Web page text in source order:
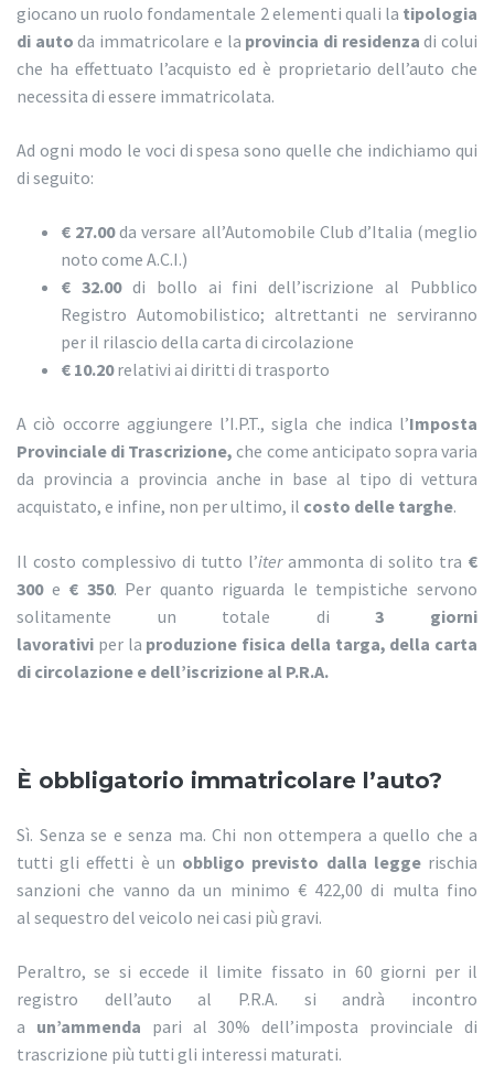
giocano un ruolo fondamentale 2 elementi quali la tipologia
di auto da immatricolare e la provincia di residenzadi colui
che ha effettuato l’acquisto ed è proprietario dell’auto che
necessita di essere immatricolata.
Ad ogni modo le voci di spesa sono quelle che indichiamo qui
di seguito:
€ 27.00da versare all’Automobile Club d’Italia (meglio
noto come A.C.I.)
€ 32.00di bollo ai fini dell’iscrizione al Pubblico
Registro Automobilistico; altrettanti ne serviranno
per il rilascio della carta di circolazione
€ 10.20relativi ai diritti di trasporto
A ciò occorre aggiungere l’I.P.T., sigla che indica l’Imposta
Provinciale di Trascrizione,che come anticipato sopra varia
da provincia a provincia anche in base al tipo di vettura
acquistato, e infine, non per ultimo, il costo delle targhe.
Il costo complessivo di tutto l’iterammonta di solito tra €
300e € 350. Per quanto riguarda le tempistiche servono
solitamente un totale di 3 giorni
lavorativi per la produzione fisica della targa, della carta
di circolazione e dell’iscrizione al P.R.A.
È obbligatorio immatricolare l’auto?
Sì. Senza se e senza ma. Chi non ottempera a quello che a
tutti gli effetti è un obbligo previsto dalla leggerischia
sanzioni che vanno da un minimo € 422,00 di multa fino
al sequestro del veicolo nei casi più gravi.
Peraltro, se si eccede il limite fissato in 60 giorni per il
registro dell’auto al P.R.A. si andrà incontro
a un’ammenda pari al 30% dell’imposta provinciale di
trascrizione più tutti gli interessi maturati.